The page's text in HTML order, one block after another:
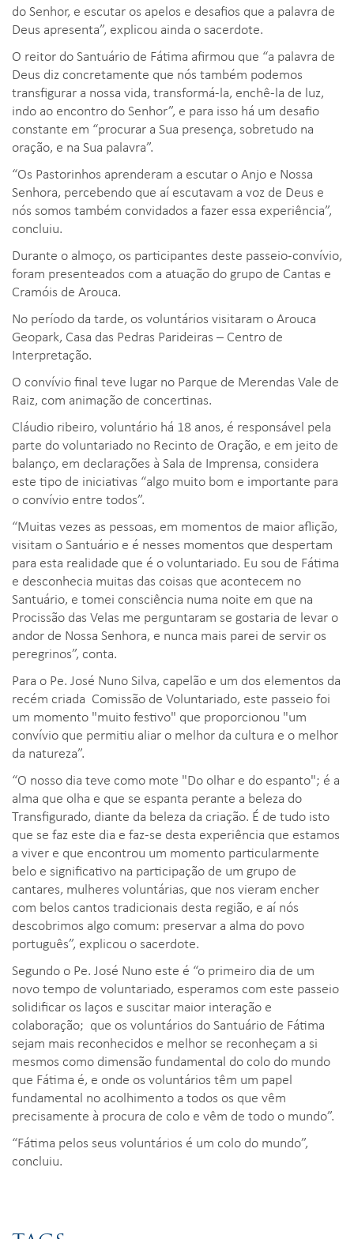
do Senhor, e escutar os apelos e desafios que a palavra de
Deus apresenta”, explicou ainda o sacerdote.
O reitor do Santuário de Fátima afirmou que “a palavra de
Deus diz concretamente que nós também podemos
transfigurar a nossa vida, transformá-la, enchê-la de luz,
indo ao encontro do Senhor”, e para isso há um desafio
constante em “procurar a Sua presença, sobretudo na
oração, e na Sua palavra”.
“Os Pastorinhos aprenderam a escutar o Anjo e Nossa
Senhora, percebendo que aí escutavam a voz de Deus e
nós somos também convidados a fazer essa experiência”,
concluiu.
Durante o almoço, os participantes deste passeio-convívio,
foram presenteados com a atuação do grupo de Cantas e
Cramóis de Arouca.
No período da tarde, os voluntários visitaram o Arouca
Geopark, Casa das Pedras Parideiras – Centro de
Interpretação.
O convívio final teve lugar no Parque de Merendas Vale de
Raiz, com animação de concertinas.
Cláudio ribeiro, voluntário há 18 anos, é responsável pela
parte do voluntariado no Recinto de Oração, e em jeito de
balanço, em declarações à Sala de Imprensa, considera
este tipo de iniciativas “algo muito bom e importante para
o convívio entre todos”.
“Muitas vezes as pessoas, em momentos de maior aflição,
visitam o Santuário e é nesses momentos que despertam
para esta realidade que é o voluntariado. Eu sou de Fátima
e desconhecia muitas das coisas que acontecem no
Santuário, e tomei consciência numa noite em que na
Procissão das Velas me perguntaram se gostaria de levar o
andor de Nossa Senhora, e nunca mais parei de servir os
peregrinos”, conta.
Para o Pe. José Nuno Silva, capelão e um dos elementos da
recém criada Comissão de Voluntariado, este passeio foi
um momento "muito festivo" que proporcionou "um
convívio que permitiu aliar o melhor da cultura e o melhor
da natureza”.
“O nosso dia teve como mote "Do olhar e do espanto"; é a
alma que olha e que se espanta perante a beleza do
Transfigurado, diante da beleza da criação. É de tudo isto
que se faz este dia e faz-se desta experiência que estamos
a viver e que encontrou um momento particularmente
belo e significativo na participação de um grupo de
cantares, mulheres voluntárias, que nos vieram encher
com belos cantos tradicionais desta região, e aí nós
descobrimos algo comum: preservar a alma do povo
português”, explicou o sacerdote.
Segundo o Pe. José Nuno este é “o primeiro dia de um
novo tempo de voluntariado, esperamos com este passeio
solidificar os laços e suscitar maior interação e
colaboração; que os voluntários do Santuário de Fátima
sejam mais reconhecidos e melhor se reconheçam a si
mesmos como dimensão fundamental do colo do mundo
que Fátima é, e onde os voluntários têm um papel
fundamental no acolhimento a todos os que vêm
precisamente à procura de colo e vêm de todo o mundo”.
“Fátima pelos seus voluntários é um colo do mundo”,
concluiu.